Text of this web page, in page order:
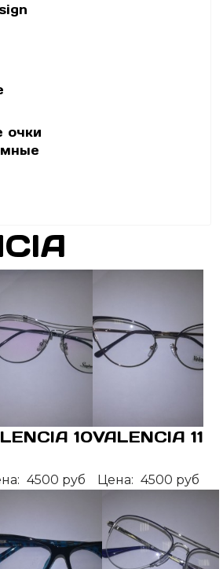
очки
10
4500 руб
VALENCIA 11
Цена: 4500 руб